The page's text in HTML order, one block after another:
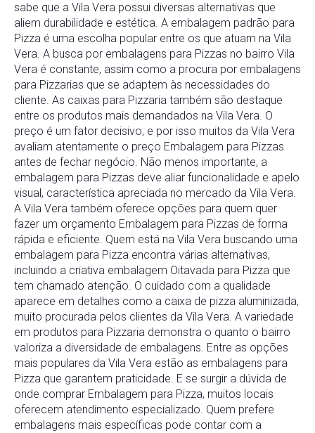
sabe que a Vila Vera possui diversas alternativas que
aliem durabilidade e estética. A embalagem padrão para
Pizza é uma escolha popular entre os que atuam na Vila
Vera. A busca por embalagens para Pizzas no bairro Vila
Vera é constante, assim como a procura por embalagens
para Pizzarias que se adaptem às necessidades do
cliente. As caixas para Pizzaria também são destaque
entre os produtos mais demandados na Vila Vera. O
preço é um fator decisivo, e por isso muitos da Vila Vera
avaliam atentamente o preço Embalagem para Pizzas
antes de fechar negócio. Não menos importante, a
embalagem para Pizzas deve aliar funcionalidade e apelo
visual, característica apreciada no mercado da Vila Vera.
A Vila Vera também oferece opções para quem quer
fazer um orçamento Embalagem para Pizzas de forma
rápida e eficiente. Quem está na Vila Vera buscando uma
embalagem para Pizza encontra várias alternativas,
incluindo a criativa embalagem Oitavada para Pizza que
tem chamado atenção. O cuidado com a qualidade
aparece em detalhes como a caixa de pizza aluminizada,
muito procurada pelos clientes da Vila Vera. A variedade
em produtos para Pizzaria demonstra o quanto o bairro
valoriza a diversidade de embalagens. Entre as opções
mais populares da Vila Vera estão as embalagens para
Pizza que garantem praticidade. E se surgir a dúvida de
onde comprar Embalagem para Pizza, muitos locais
oferecem atendimento especializado. Quem prefere
embalagens mais específicas pode contar com a